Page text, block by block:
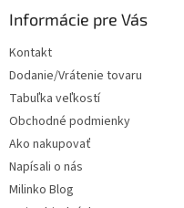
Informácie pre Vás
Kontakt
Dodanie/Vrátenie tovaru
Tabuľka veľkostí
Obchodné podmienky
Ako nakupovať
Napísali o nás
Milinko Blog